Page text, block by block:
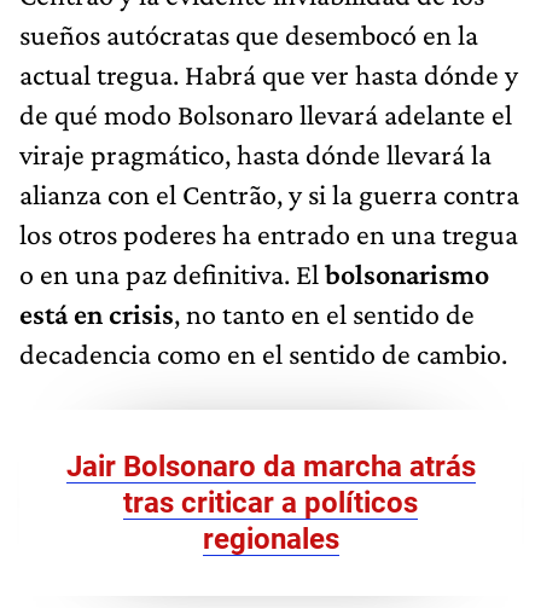
sueños autócratas que desembocó en la
actual tregua. Habrá que ver hasta dónde y
de qué modo Bolsonaro llevará adelante el
viraje pragmático, hasta dónde llevará la
alianza con el Centrão, y si la guerra contra
los otros poderes ha entrado en una tregua
o en una paz definitiva. El bolsonarismo
está en crisis, no tanto en el sentido de
decadencia como en el sentido de cambio.
Jair Bolsonaro da marcha atrás
tras criticar a políticos
regionales